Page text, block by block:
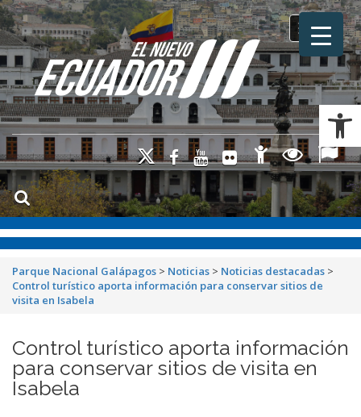
Toggle
Parque Nacional Galápagos > Noticias > Noticias destacadas >
Control turístico aporta información para conservar sitios de
visita en Isabela
Control turístico aporta información
para conservar sitios de visita en
Isabela